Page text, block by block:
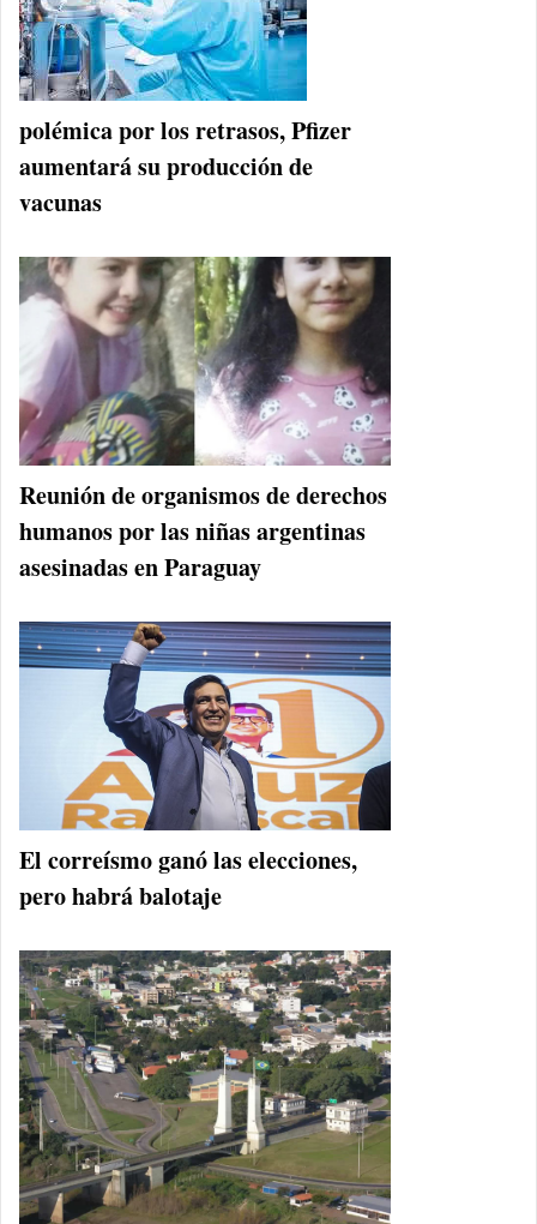
polémica por los retrasos, Pfizer
aumentará su producción de
vacunas
Reunión de organismos de derechos
humanos por las niñas argentinas
asesinadas en Paraguay
El correísmo ganó las elecciones,
pero habrá balotaje